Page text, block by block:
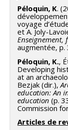
Péloquin, K.
voyage
et A. Joly-
Enseignement,
augmentée, p.
Péloquin, K.,
Developing
at an
Bezjak (dir.),
education: An
education (p.
Commission
Articles de